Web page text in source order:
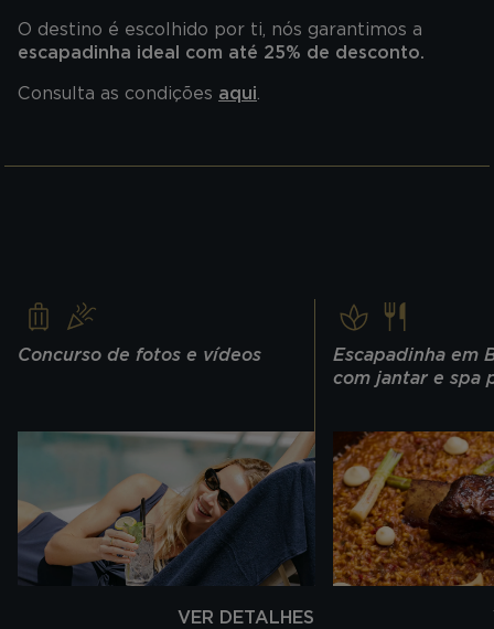
O destino é escolhido por ti, nós garantimos a
escapadinha ideal com até 25% de desconto.
Consulta as condições aqui
Concurso de fotos e vídeos
VER DETALHES
Escapadinha em
com jantar e spa